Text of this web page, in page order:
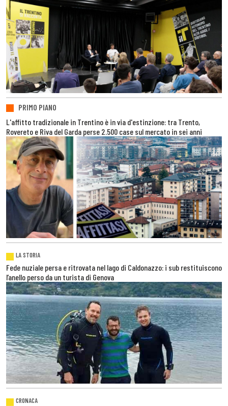
PRIMO PIANO
L'affitto tradizionale in Trentino è in via d'estinzione: tra Trento,
Rovereto e Riva del Garda perse 2.500 case sul mercato in sei anni
LA STORIA
Fede nuziale persa e ritrovata nel lago di Caldonazzo: i sub restituiscono
l’anello perso da un turista di Genova
CRONACA